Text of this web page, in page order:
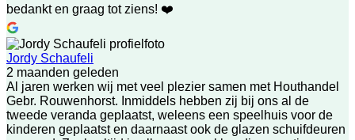
bedankt en graag tot ziens! ❤️
Jordy Schaufeli
2 maanden geleden
Al jaren werken wij met veel plezier samen met Houthandel
Gebr. Rouwenhorst. Inmiddels hebben zij bij ons al de
tweede veranda geplaatst, weleens een speelhuis voor de
kinderen geplaatst en daarnaast ook de glazen schuifdeuren